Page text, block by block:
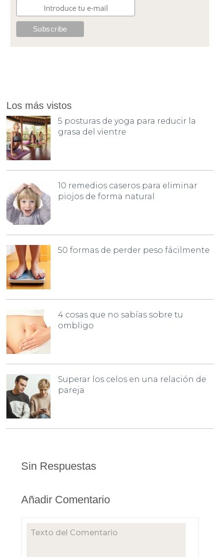
Los más vistos
5 posturas de yoga para reducir la
grasa del vientre
10 remedios caseros para eliminar
piojos de forma natural
50 formas de perder peso fácilmente
4 cosas que no sabías sobre tu
ombligo
Superar los celos en una relación de
pareja
Sin Respuestas
Añadir Comentario